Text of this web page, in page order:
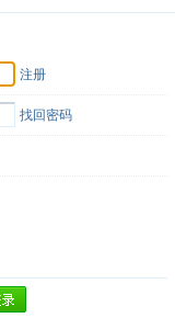
注册
找回密码